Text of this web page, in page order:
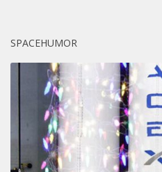
SPACEHUMOR